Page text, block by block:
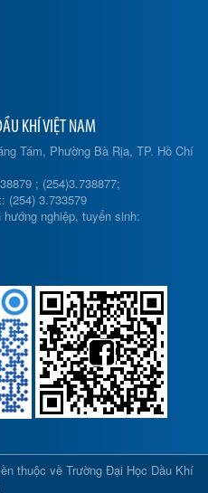
KHÍ VIỆT NAM
Tám, Phường Bà Rịa, TP. Hồ Chí
; (254)3.738877;
(254) 3.733579
nghiệp, tuyển sinh:
thuộc về Trường Đại Học Dầu Khí